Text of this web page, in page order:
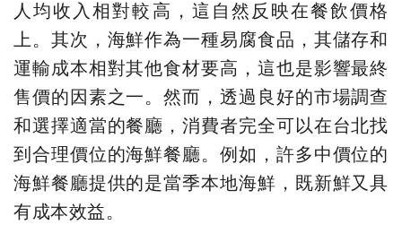
人均收入相對較高，這自然反映在餐飲價格
上。其次，海鮮作為一種易腐食品，其儲存和
運輸成本相對其他食材要高，這也是影響最終
售價的因素之一。然而，透過良好的市場調查
和選擇適當的餐廳，消費者完全可以在台北找
到合理價位的海鮮餐廳。例如，許多中價位的
海鮮餐廳提供的是當季本地海鮮，既新鮮又具
有成本效益。